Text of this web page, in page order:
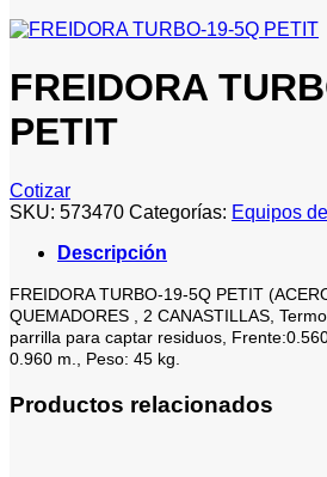
FREIDORA
PETIT
Cotizar
SKU: 573470 Categorías: Equipos
Descripción
FREIDORA TURBO-19-5Q PETIT
QUEMADORES , 2 CANASTILLAS,
parrilla para captar residuos,
0.960 m., Peso: 45 kg.
Productos relacionados